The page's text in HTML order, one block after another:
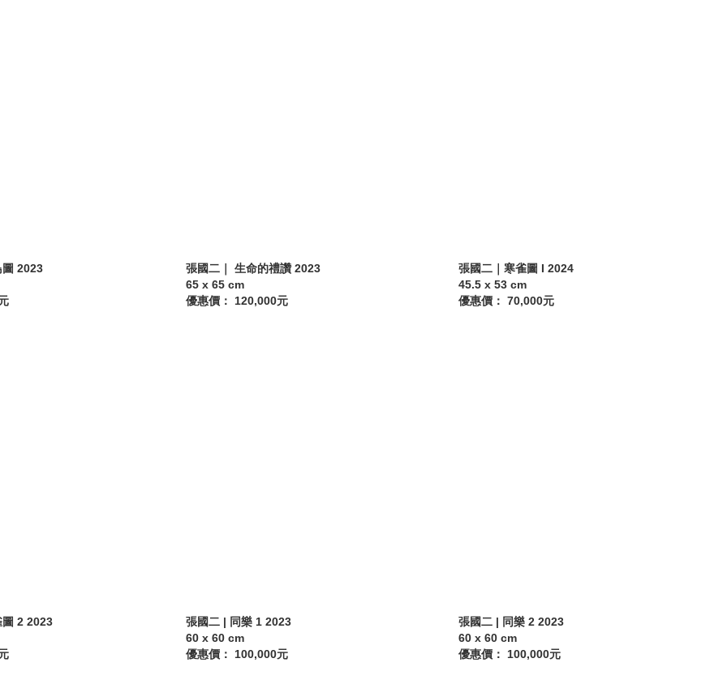
圖 2023
張國二｜ 生命的禮讚 2023
65 x 65 cm
優惠價： 120,000元
張國二｜寒雀圖 I 2024
45.5 x 53 cm
優惠價： 70,000元
2 2023
張國二 | 同樂 1 2023
60 x 60 cm
優惠價： 100,000元
張國二 | 同樂 2 2023
60 x 60 cm
優惠價： 100,000元